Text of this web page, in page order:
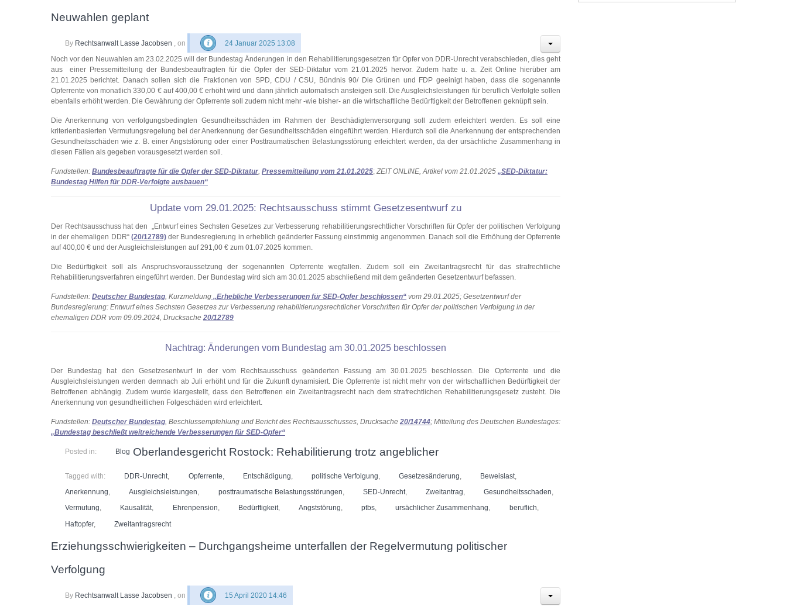
Neuwahlen geplant
By Rechtsanwalt Lasse Jacobsen , on
24 Januar 2025 13:08
Noch vor den Neuwahlen am 23.02.2025 will der Bundestag Änderungen in den Rehabilitierungsgesetzen für Opfer von DDR-Unrecht verabschieden, dies geht
aus einer Pressemitteilung der Bundesbeauftragten für die Opfer der SED-Diktatur vom 21.01.2025 hervor. Zudem hatte u. a. Zeit Online hierüber am
21.01.2025 berichtet. Danach sollen sich die Fraktionen von SPD, CDU / CSU, Bündnis 90/ Die Grünen und FDP geeinigt haben, dass die sogenannte
Opferrente von monatlich 330,00 € auf 400,00 € erhöht wird und dann jährlich automatisch ansteigen soll. Die Ausgleichsleistungen für beruflich Verfolgte sollen
ebenfalls erhöht werden. Die Gewährung der Opferrente soll zudem nicht mehr -wie bisher- an die wirtschaftliche Bedürftigkeit der Betroffenen geknüpft sein.
Die Anerkennung von verfolgungsbedingten Gesundheitsschäden im Rahmen der Beschädigtenversorgung soll zudem erleichtert werden. Es soll eine
kriterienbasierten Vermutungsregelung bei der Anerkennung der Gesundheitsschäden eingeführt werden. Hierdurch soll die Anerkennung der entsprechenden
Gesundheitsschäden wie z. B. einer Angststörung oder einer Posttraumatischen Belastungsstörung erleichtert werden, da der ursächliche Zusammenhang in
diesen Fällen als gegeben vorausgesetzt werden soll.
Fundstellen: Bundesbeauftragte für die Opfer der SED-Diktatur, Pressemitteilung vom 21.01.2025; ZEIT ONLINE, Artikel vom 21.01.2025 „SED-Diktatur:
Bundestag Hilfen für DDR-Verfolgte ausbauen“
Update vom 29.01.2025: Rechtsausschuss stimmt Gesetzesentwurf zu
Der Rechtsausschuss hat den „Entwurf eines Sechsten Gesetzes zur Verbesserung rehabilitierungsrechtlicher Vorschriften für Opfer der politischen Verfolgung
in der ehemaligen DDR“ (20/12789)der Bundesregierung in erheblich geänderter Fassung einstimmig angenommen. Danach soll die Erhöhung der Opferrente
auf 400,00 € und der Ausgleichsleistungen auf 291,00 € zum 01.07.2025 kommen.
Die Bedürftigkeit soll als Anspruchsvoraussetzung der sogenannten Opferrente wegfallen. Zudem soll ein Zweitantragsrecht für das strafrechtliche
Rehabilitierungsverfahren eingeführt werden. Der Bundestag wird sich am 30.01.2025 abschließend mit dem geänderten Gesetzentwurf befassen.
Fundstellen: Deutscher Bundestag, Kurzmeldung „Erhebliche Verbesserungen für SED-Opfer beschlossen“ vom 29.01.2025; Gesetzentwurf der
Bundesregierung: Entwurf eines Sechsten Gesetzes zur Verbesserung rehabilitierungsrechtlicher Vorschriften für Opfer der politischen Verfolgung in der
ehemaligen DDR vom 09.09.2024, Drucksache 20/12789
Nachtrag: Änderungen vom Bundestag am 30.01.2025 beschlossen
Der Bundestag hat den Gesetzesentwurf in der vom Rechtsausschuss geänderten Fassung am 30.01.2025 beschlossen. Die Opferrente und die
Ausgleichsleistungen werden demnach ab Juli erhöht und für die Zukunft dynamisiert. Die Opferrente ist nicht mehr von der wirtschaftlichen Bedürftigkeit der
Betroffenen abhängig. Zudem wurde klargestellt, dass den Betroffenen ein Zweitantragsrecht nach dem strafrechtlichen Rehabilitierungsgesetz zusteht. Die
Anerkennung von gesundheitlichen Folgeschäden wird erleichtert.
Fundstellen: Deutscher Bundestag, Beschlussempfehlung und Bericht des Rechtsausschusses, Drucksache 20/14744; Mitteilung des Deutschen Bundestages:
„Bundestag beschließt weit­reichende Ver­besserungen für SED-Opfer“
Posted in: Blog
Tagged with: DDR-Unrecht, Opferrente, Entschädigung, politische Verfolgung, Gesetzesänderung, Beweislast,
Anerkennung, Ausgleichsleistungen, posttraumatische Belastungsstörungen, SED-Unrecht, Zweitantrag, Gesundheitsschaden,
Vermutung, Kausalität, Ehrenpension, Bedürftigkeit, Angststörung, ptbs, ursächlicher Zusammenhang, beruflich,
Haftopfer, Zweitantragsrecht
Oberlandesgericht Rostock: Rehabilitierung trotz angeblicher
Erziehungsschwierigkeiten – Durchgangsheime unterfallen der Regelvermutung politischer
Verfolgung
By Rechtsanwalt Lasse Jacobsen , on
15 April 2020 14:46